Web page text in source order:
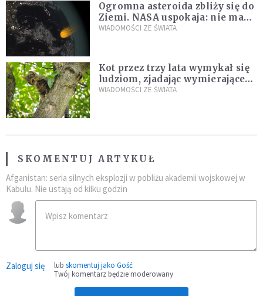
Ogromna asteroida zbliży się do
Ziemi. NASA uspokaja: nie ma
zagrożenia
WIADOMOŚCI ZE ŚWIATA
Kot przez trzy lata wymykał się
ludziom, zjadając wymierające
kaczki. W końcu popełnił
WIADOMOŚCI ZE ŚWIATA
SKOMENTUJ ARTYKUŁ
Afganistan: seria silnych eksplozji w pobliżu akademii wojskowej w
Kabulu. Nie ustają od kilku godzin
Zaloguj się lub skomentuj jako Gość
Twój komentarz będzie moderowany